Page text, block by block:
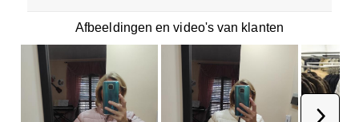
Afbeeldingen en video's van klanten